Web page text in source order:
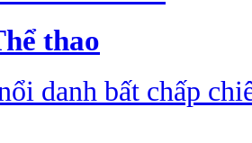
thao
danh bất chấp